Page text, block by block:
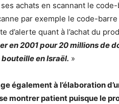
achats en scannant le code-
par exemple le code-barre
d’alerte quant à l’achat du
en 2001 pour 20 millions de
bouteille en Israël. »
également à l’élaboration
montrer patient puisque le